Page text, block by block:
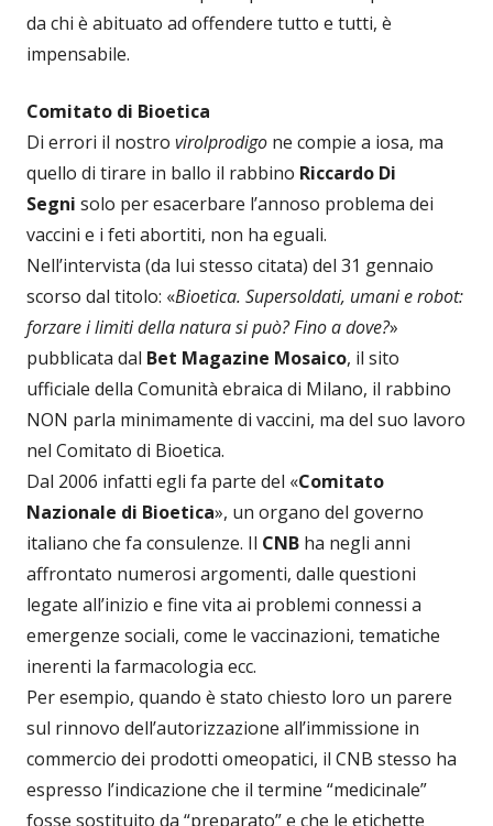
da chi è abituato ad offendere tutto e tutti, è
impensabile.
Comitato di Bioetica
Di errori il nostro virolprodigo ne compie a iosa, ma
quello di tirare in ballo il rabbino Riccardo Di
Segni solo per esacerbare l’annoso problema dei
vaccini e i feti abortiti, non ha eguali.
Nell’intervista (da lui stesso citata) del 31 gennaio
scorso dal titolo: «Bioetica. Supersoldati, umani e robot:
forzare i limiti della natura si può? Fino a dove?»
pubblicata dal Bet Magazine Mosaico, il sito
ufficiale della Comunità ebraica di Milano, il rabbino
NON parla minimamente di vaccini, ma del suo lavoro
nel Comitato di Bioetica.
Dal 2006 infatti egli fa parte del «Comitato
Nazionale di Bioetica», un organo del governo
italiano che fa consulenze. Il CNB ha negli anni
affrontato numerosi argomenti, dalle questioni
legate all’inizio e fine vita ai problemi connessi a
emergenze sociali, come le vaccinazioni, tematiche
inerenti la farmacologia ecc.
Per esempio, quando è stato chiesto loro un parere
sul rinnovo dell’autorizzazione all’immissione in
commercio dei prodotti omeopatici, il CNB stesso ha
espresso l’indicazione che il termine “medicinale”
fosse sostituito da “preparato” e che le etichette